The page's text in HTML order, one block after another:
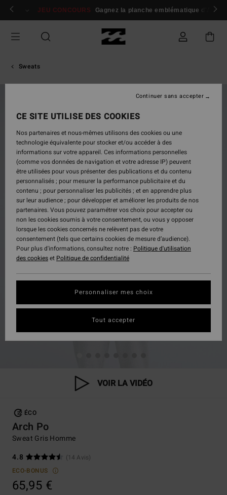
Passer
Se connecter / s'inscrire
JEU CONCOURS Gagnez la planche emblématique d'Andy
Sweats
VOIR LA VIDÉO
ÉCO
Arch Po
Sweat Gris Homme
4.8
(14 Avis)
ECO-BONUS
65,95 €
CE SITE UTILISE DES COOKIES
Nos partenaires et nous-mêmes utilisons des cookies ou une
technologie équivalente pour stocker et/ou accéder à des
informations sur votre appareil. Ces informations personnelles
(comme vos données de navigation et votre adresse IP) peuvent
être utilisées pour vous présenter des publications et du contenu
personnalisés ; pour mesurer la performance publicitaire et du
contenu ; pour personnaliser les publicités ; et en apprendre plus
sur leur audience ; pour développer et améliorer les produits de nos
partenaires. Vous pouvez paramétrer vos choix pour accepter ou
non les cookies soumis à votre consentement, ou vous y opposer
lorsque les cookies concernés ne relèvent pas de votre
consentement (tels que certains cookies de mesure d’audience).
Pour plus d'informations, consultez notre : Politique d'utilisation
des cookieset Politique de confidentialité
Personnaliser mes choix
Continuer sans accepter
Tout accepter